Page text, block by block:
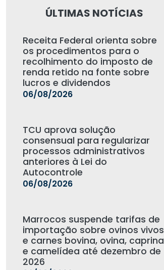
ÚLTIMAS NOTÍCIAS
Receita Federal orienta sobre
os procedimentos para o
recolhimento do imposto de
renda retido na fonte sobre
lucros e dividendos
06/08/2026
TCU aprova solução
consensual para regularizar
processos administrativos
anteriores à Lei do
Autocontrole
06/08/2026
Marrocos suspende tarifas de
importação sobre ovinos vivos
e carnes bovina, ovina, caprina
e camelídea até dezembro de
2026